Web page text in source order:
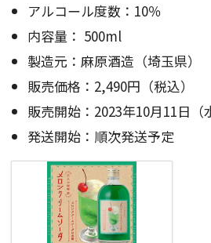
アルコール度数：10％
内容量： 500ml
製造元：麻原酒造（埼玉県）
販売価格：2,490円（税込）
販売開始：2023年10月11日（
発送開始：順次発送予定